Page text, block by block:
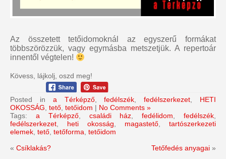
Az összetett tetőidomoknál az egyszerű formákat
többszörözzük, vagy egymásba metszetjük. A repertoár
innentől végtelen!
Kövess, lájkolj, oszd meg!
Posted in a Térképző,fedélszék ,fedélszerkezet
HETI
OKOSSÁG tető tetőidom | No Comments »
Tags: a Térképző, családi ház ,fedélidom ,fedélszék
fedélszerkezet
heti okosság magastető
tartószerkezeti
elemek tető tetőforma tetőidom
« Csíklakás? Tetőfedés anyagai »